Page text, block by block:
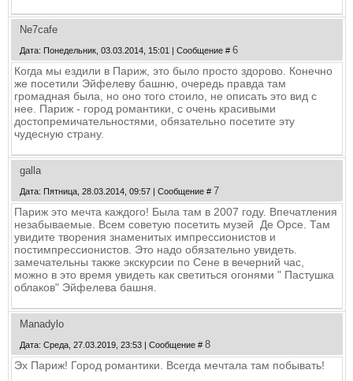
Ne7cafe
Дата: Понедельник, 03.03.2014, 15:01 | Сообщение # 6
Когда мы ездили в Париж, это было просто здорово. Конечно
же посетили Эйфелеву башню, очередь правда там
громадная была, но оно того стоило, не описать это вид с
нее. Париж - город романтики, с очень красивыми
достопремичательностями, обязательно посетите эту
чудесную страну.
galla
Дата: Пятница, 28.03.2014, 09:57 | Сообщение # 7
Париж это мечта каждого! Была там в 2007 году. Впечатления
незабываемые. Всем советую посетить музей Де Орсе. Там
увидите творения знаменитых импрессионистов и
постимпрессионистов. Это надо обязательно увидеть.
замечательны также экскурсии по Сене в вечерний час,
можно в это время увидеть как светиться огонями " Пастушка
облаков" Эйфелева башня.
Manadylo
Дата: Среда, 27.03.2019, 23:53 | Сообщение # 8
Эх Париж! Город романтики. Всегда мечтала там побывать!